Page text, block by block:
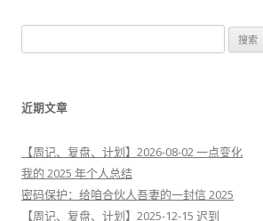
索
近期文章
【周记、复盘、计划】2026-08-02 一点变化
我的 2025 年个人总结
密码保护：给咱合伙人吾妻的一封信 2025
【周记、复盘、计划】2025-12-15 迟到